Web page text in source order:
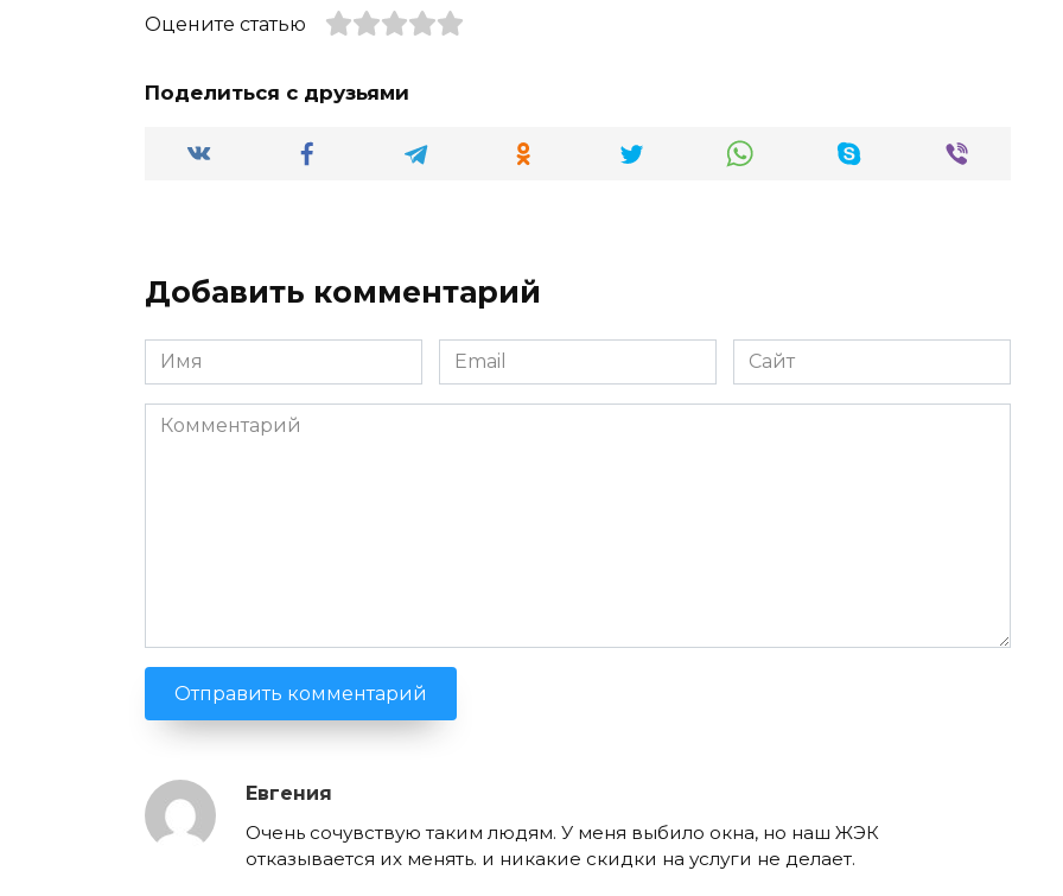
Оцените статью
Поделиться с друзьями
Добавить комментарий
Имя
*
Email
*
Сайт
Комментарий
Евгения
Очень сочувствую таким людям. У меня выбило окна, но наш ЖЭК
отказывается их менять. и никакие скидки на услуги не делает.